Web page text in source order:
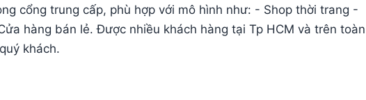
cổng trung cấp, phù hợp với mô hình như: - Shop thời trang -
hàng bán lẻ. Được nhiều khách hàng tại Tp HCM và trên toàn
khách.